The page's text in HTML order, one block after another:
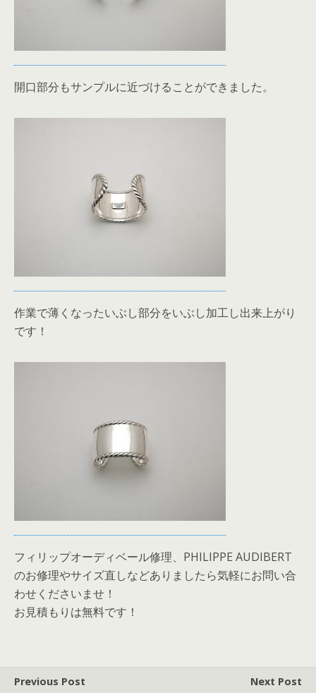
開口部分もサンプルに近づけることができました。
作業で薄くなったいぶし部分をいぶし加工し出来上がり
です！
フィリップオーディベール修理、PHILIPPE AUDIBERT
のお修理やサイズ直しなどありましたら気軽にお問い合
わせくださいませ！
お見積もりは無料です！
Previous Post Next Post